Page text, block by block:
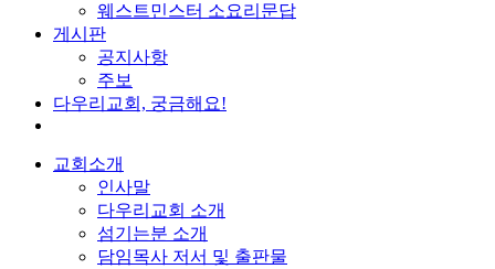
웨스트민스터 소요리문답
게시판
공지사항
주보
다우리교회, 궁금해요!
교회소개
인사말
다우리교회 소개
섬기는분 소개
담임목사 저서 및 출판물